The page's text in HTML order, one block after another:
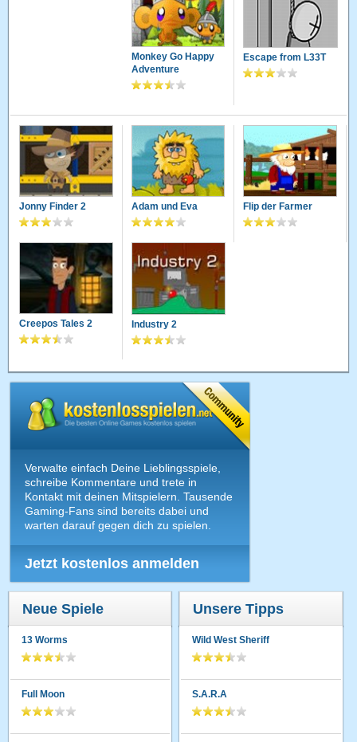
Monkey Go Happy
Adventure
Escape from L33T
Jonny Finder 2 Adam und Eva Flip der Farmer
Creepos Tales 2 Industry 2
Verwalte einfach Deine Lieblingsspiele,
schreibe Kommentare und trete in
Kontakt mit deinen Mitspielern. Tausende
Gaming-Fans sind bereits dabei und
warten darauf gegen dich zu spielen.
Jetzt kostenlos anmelden
Neue Spiele
13 Worms
Full Moon
Unsere Tipps
Wild West Sheriff
S.A.R.A